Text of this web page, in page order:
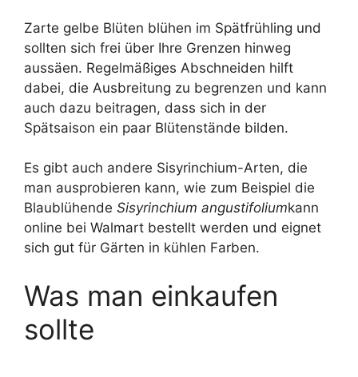
Zarte gelbe Blüten blühen im Spätfrühling und
sollten sich frei über Ihre Grenzen hinweg
aussäen. Regelmäßiges Abschneiden hilft
dabei, die Ausbreitung zu begrenzen und kann
auch dazu beitragen, dass sich in der
Spätsaison ein paar Blütenstände bilden.
Es gibt auch andere Sisyrinchium-Arten, die
man ausprobieren kann, wie zum Beispiel die
Blaublühende Sisyrinchium angustifoliumkann
online bei Walmart bestellt werden und eignet
sich gut für Gärten in kühlen Farben.
Was man einkaufen
sollte